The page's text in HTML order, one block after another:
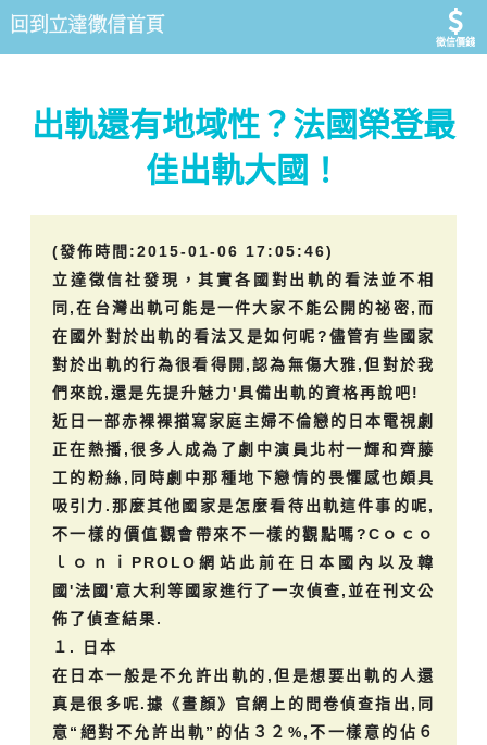
徵信價錢
出軌還有地域性？法國榮登最
佳出軌大國！
(發佈時間:2015-01-06 17:05:46)
立達徵信社發現，其實各國對出軌的看法並不相
同,在台灣出軌可能是一件大家不能公開的祕密,而
在國外對於出軌的看法又是如何呢?儘管有些國家
對於出軌的行為很看得開,認為無傷大雅,但對於我
們來說,還是先提升魅力'具備出軌的資格再說吧!
近日一部赤裸裸描寫家庭主婦不倫戀的日本電視劇
正在熱播,很多人成為了劇中演員北村一輝和齊藤
工的粉絲,同時劇中那種地下戀情的畏懼感也頗具
吸引力.那麼其他國家是怎麼看待出軌這件事的呢,
不一樣的價值觀會帶來不一樣的觀點嗎?Cｏｃｏ
ｌｏｎｉPROLO網站此前在日本國內以及韓
國'法國'意大利等國家進行了一次偵查,並在刊文公
佈了偵查結果.
１. 日本
在日本一般是不允許出軌的,但是想要出軌的人還
真是很多呢.據《晝顏》官網上的問卷偵查指出,同
意“絕對不允許出軌”的佔３２%,不一樣意的佔６